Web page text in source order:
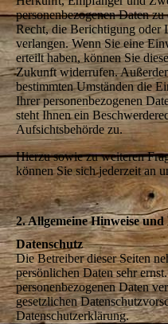
personenbezogenen Daten
Recht, die Berichtigung oder
verlangen. Wenn Sie eine
erteilt haben, können Sie
Zukunft widerrufen.
bestimmten Umständen die
Ihrer personenbezogenen
steht Ihnen ein
Aufsichtsbehörde zu.
Hierzu sowie zu weiteren
können Sie sich jederzeit an
2. Allgemeine Hinweise
Datenschutz
Die Betreiber dieser Seiten
persönlichen Daten sehr
personenbezogenen Daten
gesetzlichen
Datenschutzerklärung.